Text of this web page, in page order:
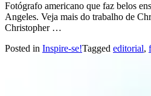
Fotógrafo americano que faz belos
Angeles. Veja mais do trabalho de
Christopher …
Posted in Inspire-se!Tagged editorial,